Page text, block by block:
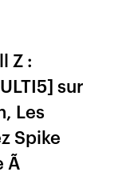
Z :
sur
Les
Spike
Ã